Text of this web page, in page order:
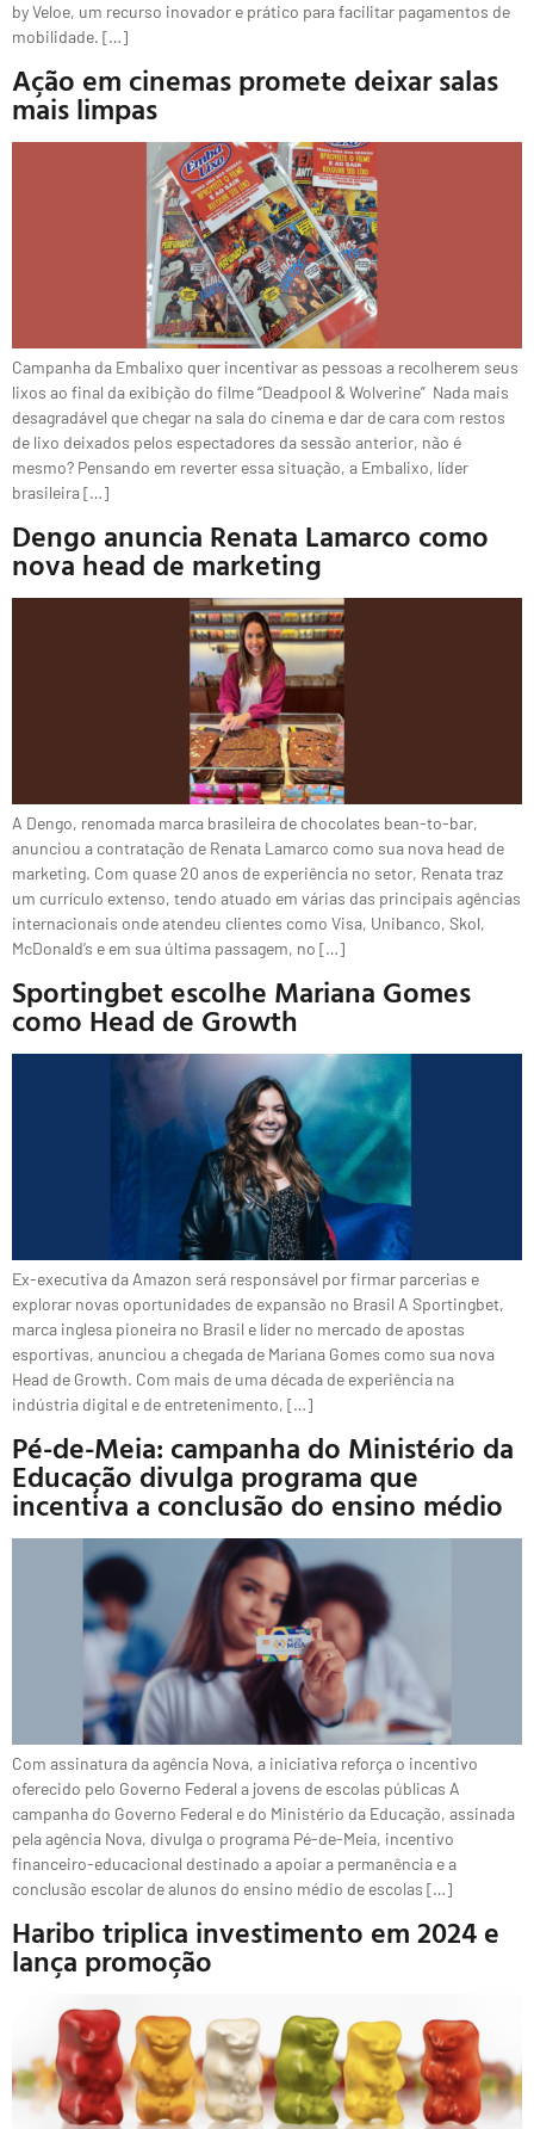
by Veloe, um recurso inovador e prático para facilitar pagamentos de
mobilidade. […]
Ação em cinemas promete deixar salas
mais limpas
Campanha da Embalixo quer incentivar as pessoas a recolherem seus
lixos ao final da exibição do filme “Deadpool & Wolverine” Nada mais
desagradável que chegar na sala do cinema e dar de cara com restos
de lixo deixados pelos espectadores da sessão anterior, não é
mesmo? Pensando em reverter essa situação, a Embalixo, líder
brasileira […]
Dengo anuncia Renata Lamarco como
nova head de marketing
A Dengo, renomada marca brasileira de chocolates bean-to-bar,
anunciou a contratação de Renata Lamarco como sua nova head de
marketing. Com quase 20 anos de experiência no setor, Renata traz
um currículo extenso, tendo atuado em várias das principais agências
internacionais onde atendeu clientes como Visa, Unibanco, Skol,
McDonald’s e em sua última passagem, no […]
Sportingbet escolhe Mariana Gomes
como Head de Growth
Ex-executiva da Amazon será responsável por firmar parcerias e
explorar novas oportunidades de expansão no Brasil A Sportingbet,
marca inglesa pioneira no Brasil e líder no mercado de apostas
esportivas, anunciou a chegada de Mariana Gomes como sua nova
Head de Growth. Com mais de uma década de experiência na
indústria digital e de entretenimento, […]
Pé-de-Meia: campanha do Ministério da
Educação divulga programa que
incentiva a conclusão do ensino médio
Com assinatura da agência Nova, a iniciativa reforça o incentivo
oferecido pelo Governo Federal a jovens de escolas públicas A
campanha do Governo Federal e do Ministério da Educação, assinada
pela agência Nova, divulga o programa Pé-de-Meia, incentivo
financeiro-educacional destinado a apoiar a permanência e a
conclusão escolar de alunos do ensino médio de escolas […]
Haribo triplica investimento em 2024 e
lança promoção